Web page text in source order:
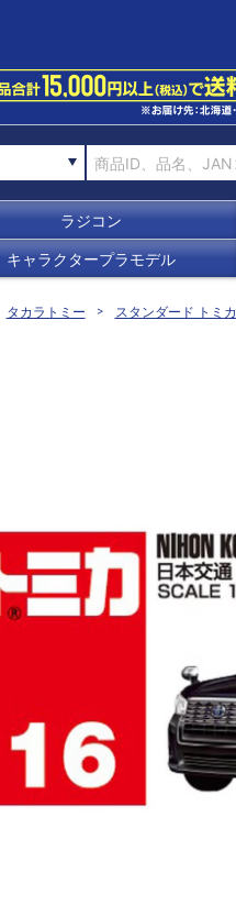
ラジコン
キャラクタープラモデル
タカラトミー スタンダード トミカ